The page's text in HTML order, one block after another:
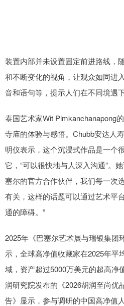
装置内部并未设置固定前进路线，
和不断变化的视角，让观众如同进
音和语句等，提示人们在不同境遇
泰国艺术家Wit Pimkanchanapong
寺庙的体验与感悟。Chubb安达人
明仪表示，这个沉浸式作品是一个
它，“可以很快地与人深入沟通”。
塞尔的官方合作伙伴，我们每一次
有关，这样的话题可以通过艺术平
通的障碍。”
2025年《巴塞尔艺术展与瑞银集团
示，全球高净值收藏家在2025年平
域，资产超过5000万美元的超高净
润研究院发布的《2026胡润至尚优
告》显示，参与调研的中国高净值